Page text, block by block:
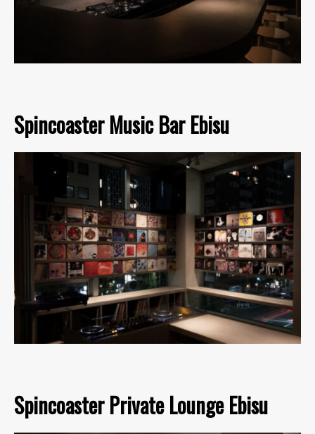
Spincoaster Music Bar Ebisu
Spincoaster Private Lounge Ebisu